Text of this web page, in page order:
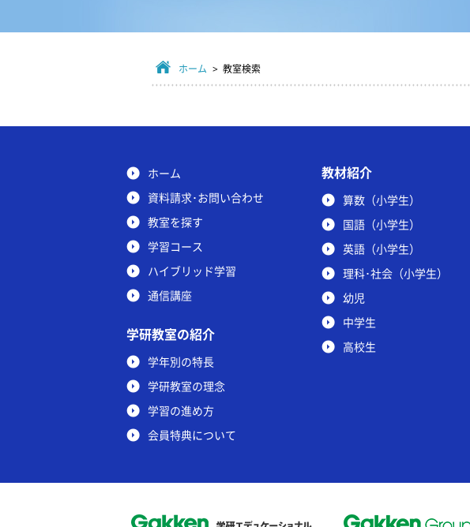
ホーム > 教室検索
ホーム
資料請求･お問い合わせ
教室を探す
学習コース
ハイブリッド学習
通信講座
学研教室の紹介
学年別の特長
学研教室の理念
学習の進め方
会員特典について
教材紹介
算数（小学生）
国語（小学生）
英語（小学生）
理科･社会（小学生）
幼児
中学生
高校生